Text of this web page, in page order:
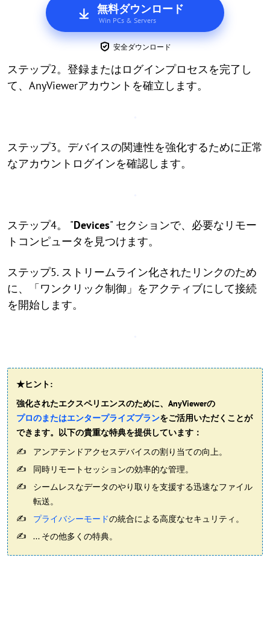
無料ダウンロード
Win PCs & Servers
安全ダウンロード
ステップ2。登録またはログインプロセスを完了し
て、AnyViewerアカウントを確立します。
ステップ3。デバイスの関連性を強化するために正常
なアカウントログインを確認します。
ステップ4。 "Devices" セクションで、必要なリモー
トコンピュータを見つけます。
ステップ5. ストリームライン化されたリンクのため
に、「ワンクリック制御」をアクティブにして接続
を開始します。
★ヒント:
強化されたエクスペリエンスのために、AnyViewerの
プロのまたはエンタープライズプランをご活用いただくことが
できます。以下の貴重な特典を提供しています：
アンアテンドアクセスデバイスの割り当ての向上。
同時リモートセッションの効率的な管理。
シームレスなデータのやり取りを支援する迅速なファイル
転送。
プライバシーモードの統合による高度なセキュリティ。
... その他多くの特典。